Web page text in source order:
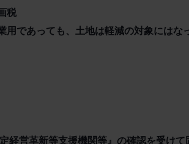
税
用であっても、土地は軽減の対象にはな
経営革新等支援機関等』の確認を受け